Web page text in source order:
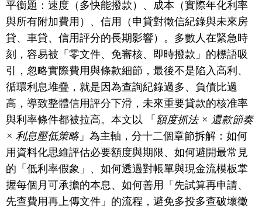
平衡題：速度（多快能撥款）、成本（實際年化利率
與所有附加費用）、信用（申貸對徵信紀錄與未來房
貸、車貸、信用評分的長期影響）。多數人在緊急時
刻，容易被「零文件、免審核、即時撥款」的標語吸
引，忽略實際費用與條款細節，最後不是陷入高利、
循環利息堆疊，就是因為查詢紀錄過多、負債比過
高，導致整體信用評分下滑，未來重要貸款的核准率
與利率條件都被拉高。本文以 「 額度抓法 × 還款節奏
× 利息壓低策略 」為主軸，分十二個章節拆解：如何
用資料化思維評估必要額度與期限、如何避開最常見
的「低利率假象」、如何透過對帳單與現金流模板掌
握每個月可承擔的本息、如何善用「先試算再申請、
先查費用再上傳文件」的流程，避免多投多查破壞徵